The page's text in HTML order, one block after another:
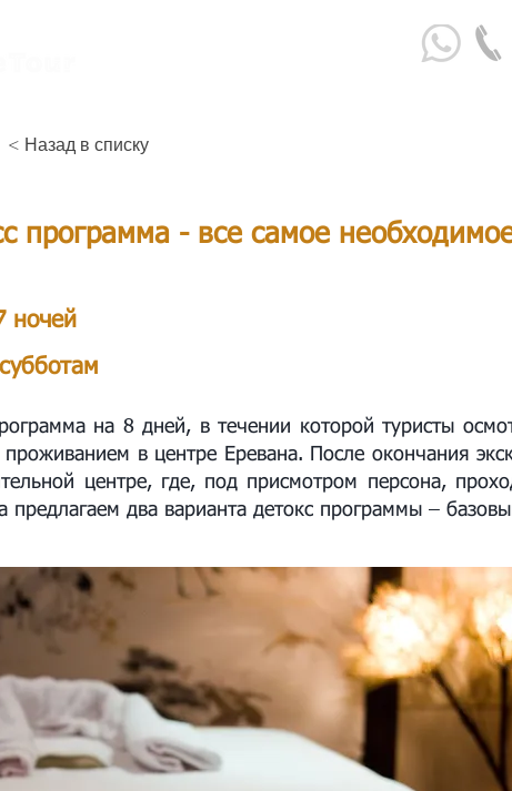
< Назад в списку
программа - все самое
ночей
на 8 дней, в течении которой туристы
в центре Еревана. После окончания
центре, где, под присмотром персона,
предлагаем два варианта детокс программы –